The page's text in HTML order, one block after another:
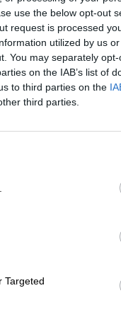
use the below opt-out
request is processed
utilized by us
You may separately
on the IAB’s list of
to third parties on the
third parties.
Targeted
la propia
con dos
.“El
65,78% ya
las que no
Seguimos
hilo de Twitter.